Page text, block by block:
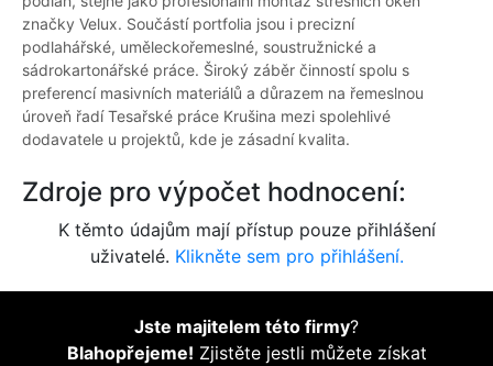
značky Velux. Součástí portfolia jsou i precizní
podlahářské, uměleckořemeslné, soustružnické a
sádrokartonářské práce. Široký záběr činností spolu s
preferencí masivních materiálů a důrazem na řemeslnou
úroveň řadí Tesařské práce Krušina mezi spolehlivé
dodavatele u projektů, kde je zásadní kvalita.
Zdroje pro výpočet hodnocení:
K těmto údajům mají přístup pouze přihlášení
uživatelé. Klikněte sem pro přihlášení.
Jste majitelem této firmy?
Blahopřejeme! Zjistěte jestli můžete získat